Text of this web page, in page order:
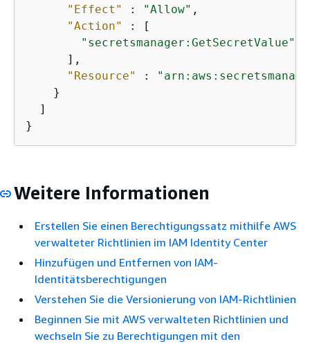
"Effect"
: "Allow" ,
"Action"
: [
"secretsmanager:GetSecretValue"
      ],
"Resource"
:
    }
  ]
}
Weitere Informationen
Erstellen Sie einen Berechtigungssatz mithilfe AWS
verwalteter Richtlinien im IAM Identity Center
Hinzufügen und Entfernen von IAM-
Identitätsberechtigungen
Verstehen Sie die Versionierung von IAM-Richtlinien
Beginnen Sie mit AWS verwalteten Richtlinien und
wechseln Sie zu Berechtigungen mit den